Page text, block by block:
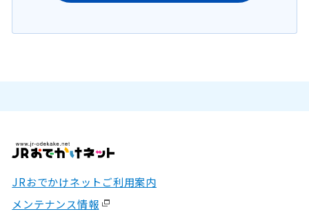
JRおでかけネットご利用案内
メンテナンス情報